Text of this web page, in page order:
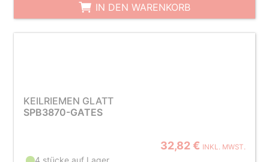
IN DEN WARENKORB
KEILRIEMEN GLATT
SPB3870-GATES
32,82 € INKL. MWST.
4 stücke auf Lager